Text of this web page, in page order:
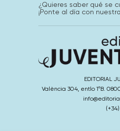
¿Quieres saber qué se
¡Ponte al día con
EDITORIAL
València 304, entlo 1ºB.